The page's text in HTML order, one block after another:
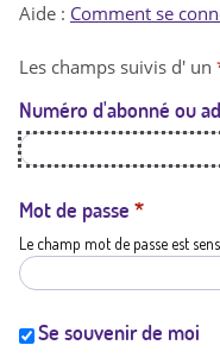
Aide : Comment se
Les champs suivis d' un
Numéro d'abonné ou
Mot de passe *
Le champ mot de passe est
Se souvenir de moi